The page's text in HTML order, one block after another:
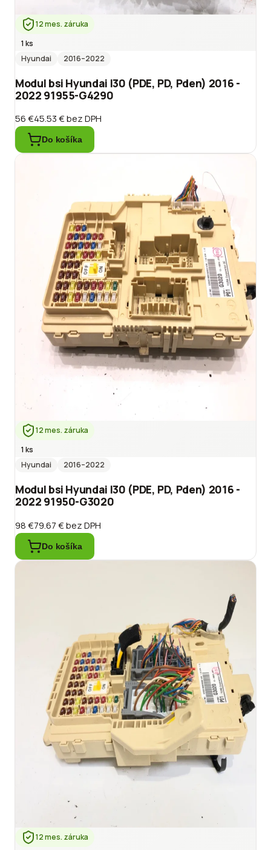
12 mes. záruka
1 ks
Hyundai
2016–2022
Modul bsi Hyundai I30 (PDE, PD, Pden) 2016 -
2022 91955-G4290
56 €45.53 €bez DPH
Do košíka
12 mes. záruka
1 ks
Hyundai
2016–2022
Modul bsi Hyundai I30 (PDE, PD, Pden) 2016 -
2022 91950-G3020
98 €79.67 €bez DPH
Do košíka
12 mes. záruka